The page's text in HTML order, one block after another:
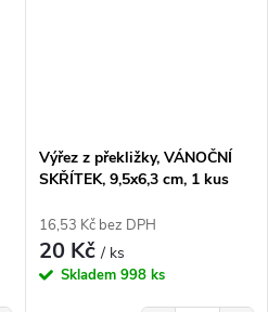
Výřez z překližky, VÁNOČNÍ
SKŘÍTEK, 9,5x6,3 cm, 1 kus
16,53 Kč bez DPH
20 Kč/ ks
Skladem 998 ks